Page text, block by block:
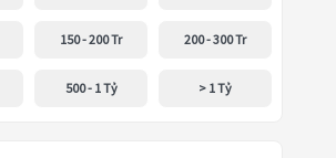
150 - 200 Tr 200 - 300 Tr
500 - 1 Tỷ > 1 Tỷ